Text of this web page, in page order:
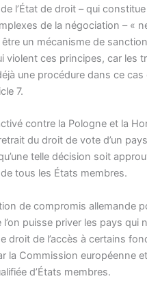
l’État de droit – qui
de la négociation – «
un mécanisme de
violent ces principes, car les
une procédure dans ce cas
7.
contre la Pologne et la
du droit de vote d’un
telle décision soit
de tous les États membres.
de compromis allemande
l’on puisse priver les pays qui
droit de l’accès à certains
la Commission européenne
d’États membres.